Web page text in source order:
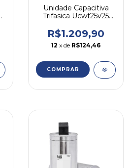
Unidade Capacitiva
Trifasica Ucwt25v25
R$1.209,90
12 x de R$124,46
COMPRAR